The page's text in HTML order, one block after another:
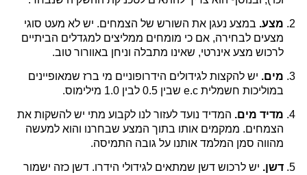
מצע. במצע נעגן את השורש של הצמחים. יש לא מעט סוגי
מצעים לבחירה, אם כי מומחים ממליצים למגדלים הביתיים
לרכוש מצע אינרטי, שאינו מתבלה וניחן באוורור טוב.
מים. יש להקצות לגידולים הידרופוניים מי ברז שמאופיינים
במוליכות חשמלית e.c שבין 0.5 לבין 1.0 מילימוס.
מדיד מים. המדיד נועד לעזור לנו לקבוע מתי יש להשקות את
הצמחים. ממקמים אותו בתוך המצע שבחרנו והוא למעשה
מהווה סמן המלמד אותנו על גובה התמיסה.
דשן. יש לרכוש דשן שמתאים לגידולי הידרו. דשן כזה ישמור